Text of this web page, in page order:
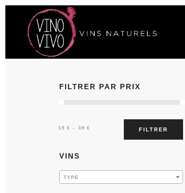
FILTRER PAR PRIX
FILTRER
19 €— 39 €
VINS
TYPE